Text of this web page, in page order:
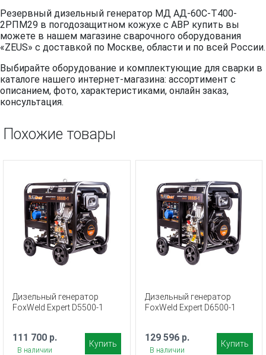
Резервный дизельный генератор МД АД-60С-Т400-
2РПМ29 в погодозащитном кожухе с АВР купить вы
можете в нашем магазине сварочного оборудования
«ZEUS» с доставкой по Москве, области и по всей России.
Выбирайте оборудование и комплектующие для сварки в
каталоге нашего интернет-магазина: ассортимент с
описанием, фото, характеристиками, онлайн заказ,
консультация.
Похожие товары
Дизельный генератор
FoxWeld Expert D5500-1
111 700 р.
В наличии
Купить
Дизельный генератор
FoxWeld Expert D6500-1
129 596 р.
В наличии
Купить